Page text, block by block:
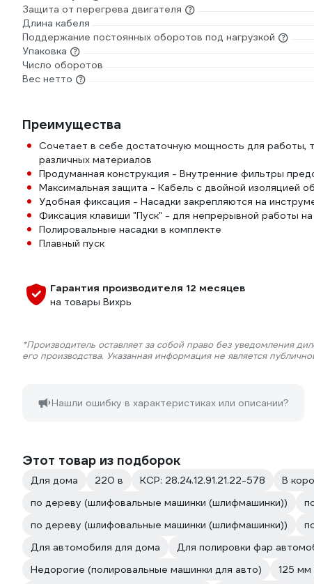
Защита от перегрева двигателя
Длина кабеля
Поддержание постоянных оборотов под нагрузкой
Упаковка
Число оборотов
Вес нетто
Преимущества
Cочетает в себе достаточную мощность для работы,
различных материалов
Продуманная конструкция - Внутренние фильтры
Максимальная защита - Кабель с двойной изоляцией
Удобная фиксация - Насадки закрепляются на
Фиксация клавиши "Пуск" - для непрерывной работы
Полировальные насадки в комплекте
Плавный пуск
Гарантия производителя 12 месяцев
на товары Вихрь
*Производитель оставляет за собой право без уведомления
его производства. Указанная информация не является
Нашли ошибку в характеристиках или описании?
Этот товар из подборок
Для дома 220 в КСР: 28.24.12.91.21.22-578 В
по дереву (шлифовальные машинки (шлифмашинки))
по дереву (шлифовальные машинки (шлифмашинки))
Для автомобиля для дома
Для полировки фар
Недорогие (полировальные машинки для авто)
125